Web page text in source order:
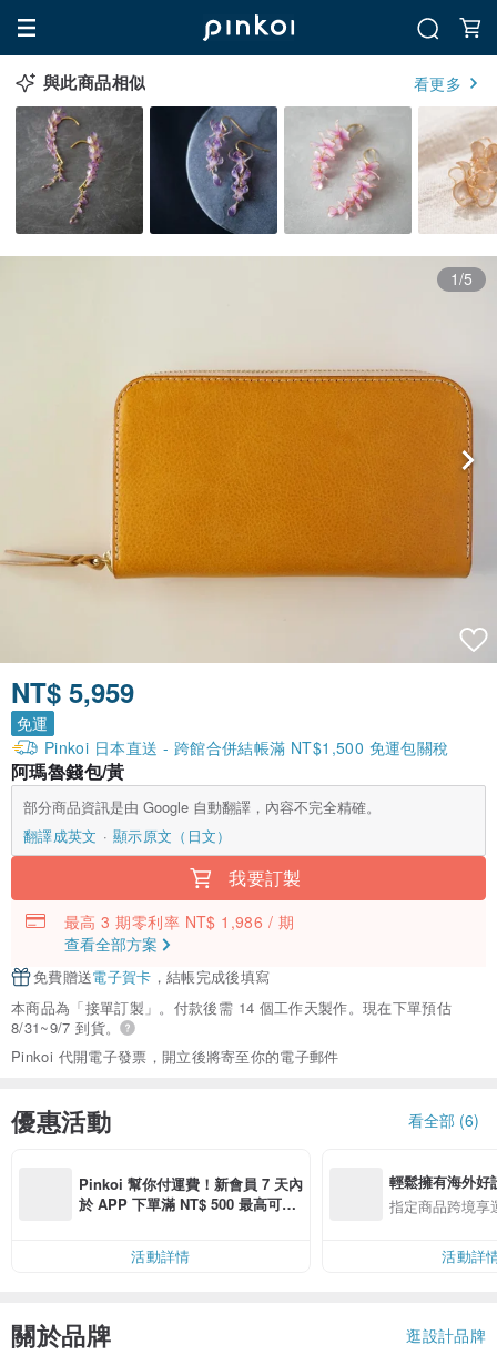
與此商品相似 看更多
1/5
NT$ 5,959
免運
Pinkoi 日本直送 - 跨館合併結帳滿 NT$1,500 免運包關稅
阿瑪魯錢包/黃
部分商品資訊是由 Google 自動翻譯，內容不完全精確。
翻譯成英文
顯示原文（日文）
我要訂製
最高 3 期零利率 NT$ 1,986 / 期
查看全部方案
免費贈送電子賀卡 ，結帳完成後填寫
本商品為「接單訂製」。付款後需 14 個工作天製作。現在下單預估
8/31~9/7 到貨。
Pinkoi 代開電子發票，開立後將寄至你的電子郵件
優惠活動 看全部 (6)
Pinkoi 幫你付運費！新會員 7 天內
於 APP 下單滿 NT$ 500 最高可折
活動詳情
輕鬆擁有海外好
指定商品跨境享
活動詳
關於品牌 逛設計品牌